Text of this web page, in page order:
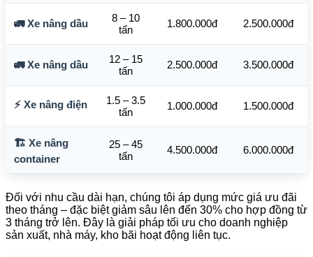
🚛 Xe nâng dầu
8 – 10
tấn
1.800.000đ 2.500.000đ
🚛 Xe nâng dầu
12 – 15
tấn
2.500.000đ 3.500.000đ
⚡ Xe nâng điện
1.5 – 3.5
tấn
1.000.000đ 1.500.000đ
🏗️ Xe nâng
container
25 – 45
tấn
4.500.000đ 6.000.000đ
Đối với nhu cầu dài hạn, chúng tôi áp dụng mức giá ưu đãi
theo tháng – đặc biệt giảm sâu lên đến 30% cho hợp đồng từ
3 tháng trở lên. Đây là giải pháp tối ưu cho doanh nghiệp
sản xuất, nhà máy, kho bãi hoạt động liên tục.